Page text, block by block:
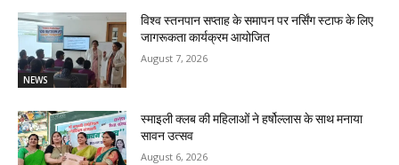
NEWS
विश्व स्तनपान सप्ताह के समापन पर नर्सिंग स्टाफ के लिए
जागरूकता कार्यक्रम आयोजित
August 7, 2026
स्माइली क्लब की महिलाओं ने हर्षोल्लास के साथ मनाया
सावन उत्सव
August 6, 2026